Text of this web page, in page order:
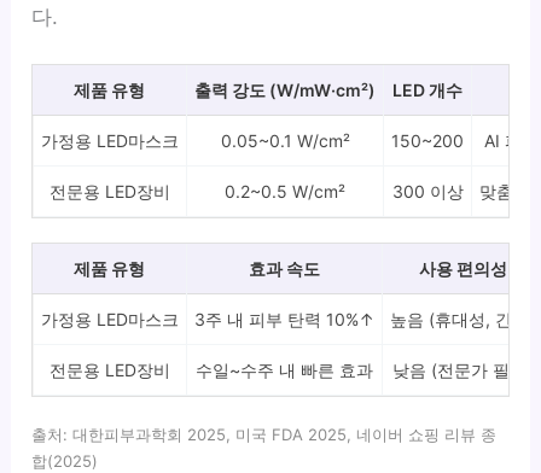
다.
제품 유형 출력 강도 (W/mW·cm²) LED 개수
가정용 LED마스크 0.05~0.1 W/cm² 150~200 AI 피
전문용 LED장비 0.2~0.5 W/cm² 300 이상 맞춤 프
제품 유형 효과 속도 사용 편의성
가정용 LED마스크 3주 내 피부 탄력 10%↑ 높음 (휴대성, 간편)
전문용 LED장비 수일~수주 내 빠른 효과 낮음 (전문가 필수)
출처: 대한피부과학회 2025, 미국 FDA 2025, 네이버 쇼핑 리뷰 종
합(2025)